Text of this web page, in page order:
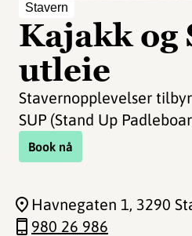
Stavern
Kajakk og
utleie
Stavernopplevelser
SUP (Stand Up
Book nå
Havnegaten 1, 3290
980 26 986